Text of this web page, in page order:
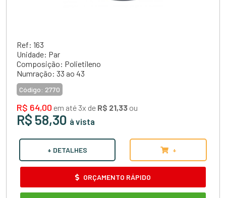
Ref: 163
Unidade: Par
Composição: Polietileno
Numração: 33 ao 43
Código: 2770
R$ 64,00 em até 3x de R$ 21,33 ou
R$ 58,30 à vista
+ DETALHES +
ORÇAMENTO RÁPIDO